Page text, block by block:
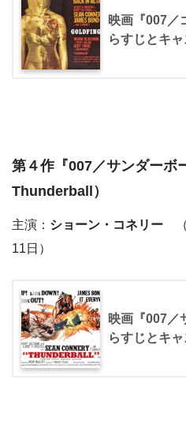
映画『007／
らすじとキャ
第４作『007／サンダーボ
Thunderball）
主演： ショーン・コネリー （
11日）
映画『007／
らすじとキャ